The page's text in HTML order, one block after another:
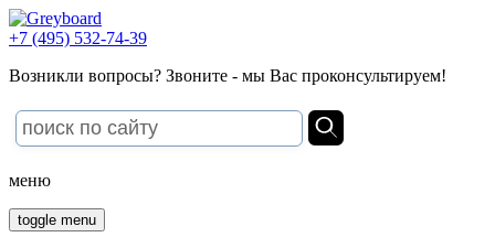
+7 (495) 532-74-39
Возникли вопросы? Звоните - мы Вас проконсультируем!
меню
toggle menu